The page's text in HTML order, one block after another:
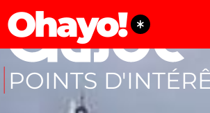
Ohayo!
POINTS